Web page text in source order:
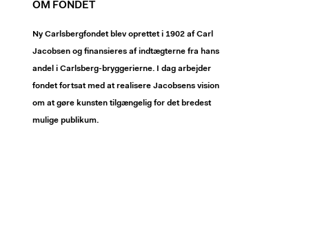
OM FONDET
Ny Carlsbergfondet blev oprettet i 1902 af Carl
Jacobsen og finansieres af indtægterne fra hans
andel i Carlsberg-bryggerierne. I dag arbejder
fondet fortsat med at realisere Jacobsens vision
om at gøre kunsten tilgængelig for det bredest
mulige publikum.